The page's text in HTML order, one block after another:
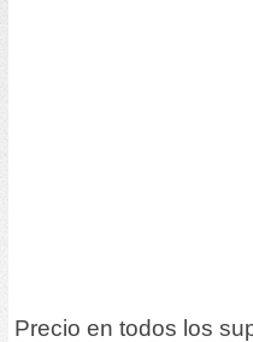
Precio en todos los